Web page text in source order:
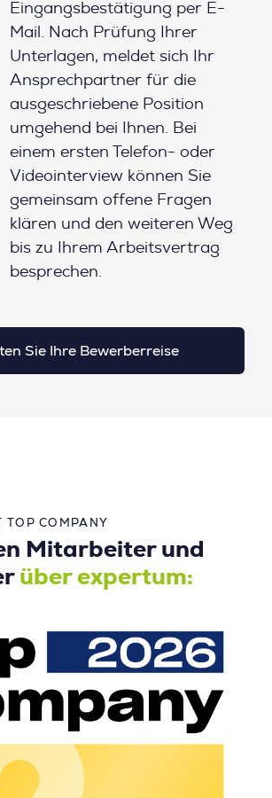
Eingangsbestätigung per E-
Mail. Nach Prüfung Ihrer
Unterlagen, meldet sich Ihr
Ansprechpartner für die
ausgeschriebene Position
umgehend bei Ihnen. Bei
einem ersten Telefon- oder
Videointerview können Sie
gemeinsam offene Fragen
klären und den weiteren Weg
bis zu Ihrem Arbeitsvertrag
besprechen.
Sie Ihre Bewerberreise
TOP COMPANY
Mitarbeiter und
über expertum: